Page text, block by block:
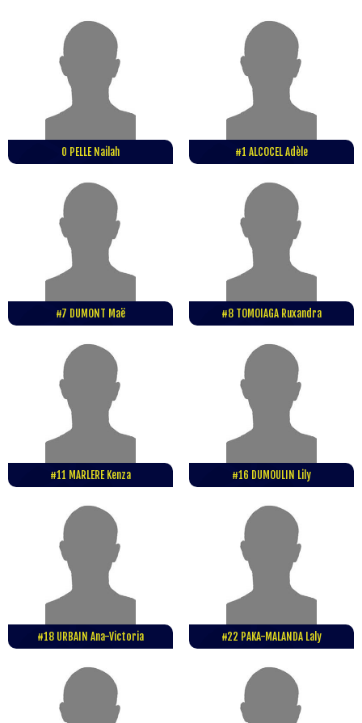
0 PELLE Nailah #1 ALCOCEL Adèle
#7 DUMONT Maë #8 TOMOIAGA Ruxandra
#11 MARLERE Kenza #16 DUMOULIN Lily
#18 URBAIN Ana-Victoria #22 PAKA-MALANDA Laly